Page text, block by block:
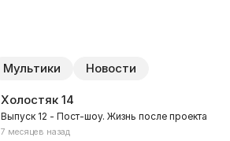
Мультики Новости
Холостяк14
Выпуск 12 - Пост-шоу. Жизнь после проекта
7 месяцев назад